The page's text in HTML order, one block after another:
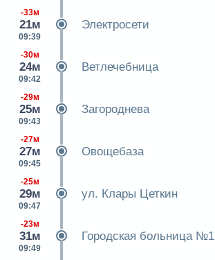
-33м
21м
09:39
Электросети
-30м
24м
09:42
Ветлечебница
-29м
25м
09:43
Загороднева
-27м
27м
09:45
Овощебаза
-25м
29м
09:47
ул. Клары Цеткин
-23м
31м
09:49
Городская больница №1